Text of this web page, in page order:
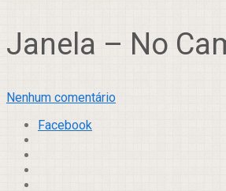
Janela – No
Nenhum comentário
Facebook